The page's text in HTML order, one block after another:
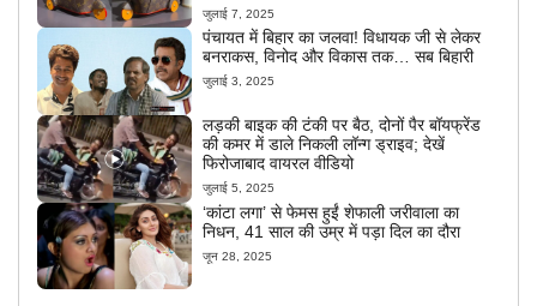
जुलाई 7, 2025
पंचायत में बिहार का जलवा! विधायक जी से लेकर
बनराकस, विनोद और विकास तक… सब बिहारी
जुलाई 3, 2025
लड़की बाइक की टंकी पर बैठ, दोनों पैर बॉयफ्रेंड
की कमर में डाले निकली लॉन्ग ड्राइव; देखें
फिरोजाबाद वायरल वीडियो
जुलाई 5, 2025
‘कांटा लगा’ से फेमस हुईं शेफाली जरीवाला का
निधन, 41 साल की उम्र में पड़ा दिल का दौरा
जून 28, 2025